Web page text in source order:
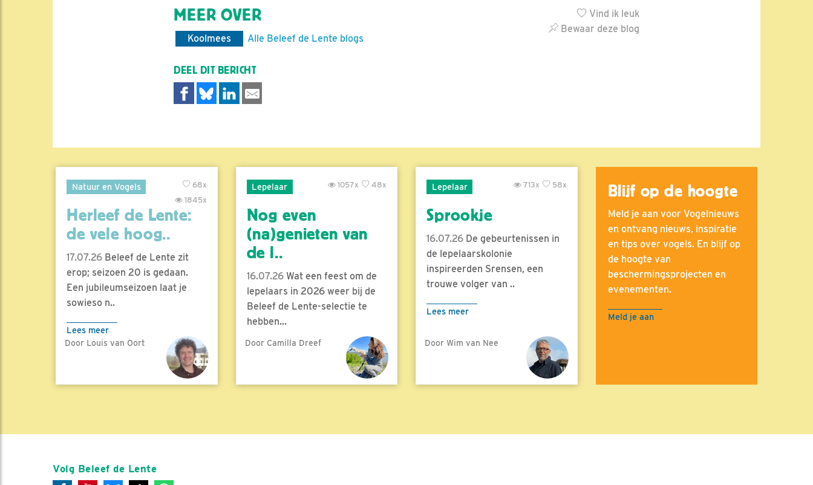
Vind ik leuk
Bewaar deze blog
MEER OVER
Koolmees Alle Beleef de Lente blogs
DEEL DIT BERICHT
Natuur en Vogels
68x
1845x
Herleef de Lente:
de vele hoog..
17.07.26 Beleef de Lente zit
erop; seizoen 20 is gedaan.
Een jubileumseizoen laat je
sowieso n..
Lees meer
Door Louis van Oort
Lepelaar 48x
1057x
Nog even
(na)genieten van
de l..
16.07.26Wat een feest om de
lepelaars in 2026 weer bij de
Beleef de Lente-selectie te
hebben...
Lees meer
Door Camilla Dreef
Lepelaar 58x
713x
Sprookje
16.07.26 De gebeurtenissen in
de lepelaarskolonie
inspireerden Srensen, een
trouwe volger van ..
Lees meer
Door Wim van Nee
Blijf op de hoogte
Meld je aan voor Vogelnieuws
en ontvang nieuws, inspiratie
en tips over vogels. En blijf op
de hoogte van
beschermingsprojecten en
evenementen.
Meld je aan
Volg Beleef de Lente